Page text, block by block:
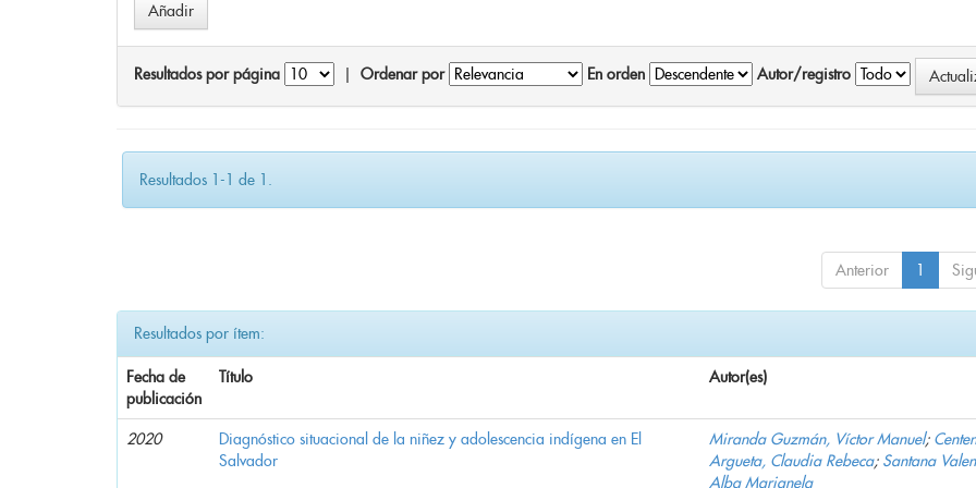
Resultados por página Ordenar por En orden Autor/registro
Resultados 1-1 de 1.
Anterior 1
Resultados por ítem:
Fecha de
publicación
Título Autor(es)
2020
Diagnóstico situacional de la niñez y adolescencia indígena en El
Salvador
Miranda Guzmán, Víctor Manuel;
Argueta, Claudia Rebeca; Santana
Alba Marianela